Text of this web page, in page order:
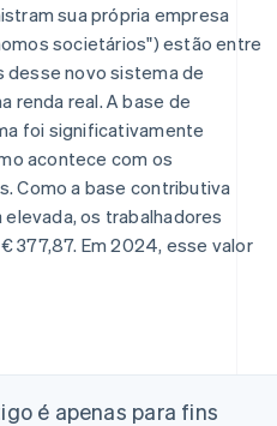
sua própria empresa
societários") estão entre
desse novo sistema de
renda real. A base de
foi significativamente
acontece com os
Como a base contributiva
os trabalhadores
377,87. Em 2024, esse valor
é apenas para fins